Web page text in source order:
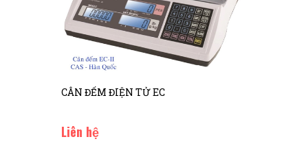
CÂN ĐẾM ĐIỆN TỬ EC
Liên hệ